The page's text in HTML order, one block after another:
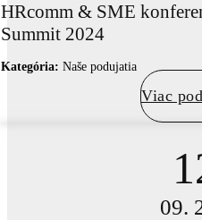
HRcomm & SME
Summit 2024
Kategória: Naše podujatia
Viac
09.